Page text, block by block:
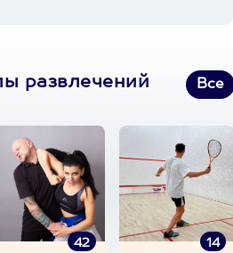
развлечений Все
42
14